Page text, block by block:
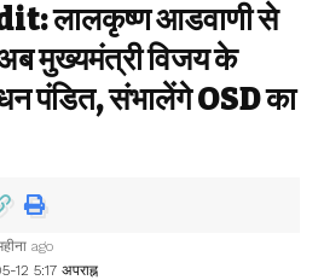
लालकृष्ण आडवाणी से
मुख्यमंत्री विजय के
पंडित, संभालेंगे OSD का
5:17 अपराह्न
ago